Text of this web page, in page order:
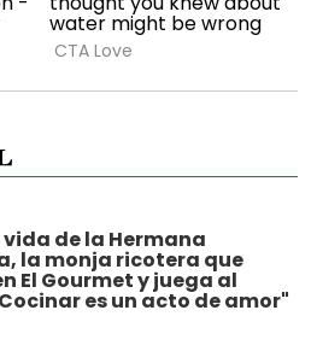
vida de la Hermana
la monja ricotera que
El Gourmet y juega al
es un acto de amor"